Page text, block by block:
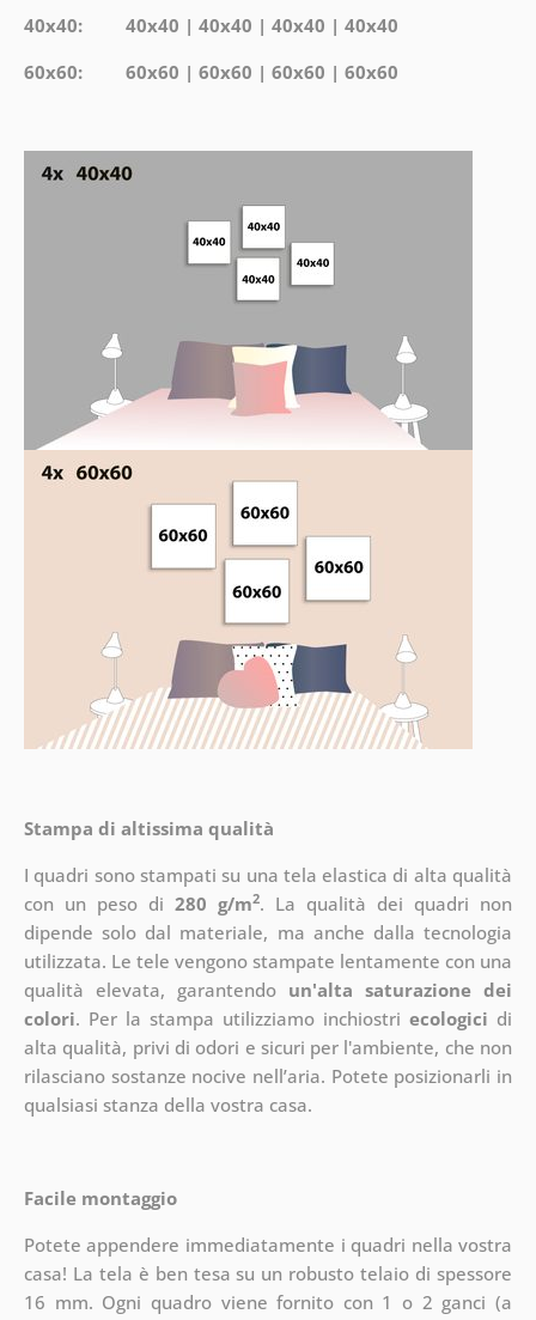
40x40: 40x40 | 40x40 | 40x40 | 40x40
60x60: 60x60 | 60x60 | 60x60 | 60x60
Stampa di altissima qualità
I quadri sono stampati su una tela elastica di alta qualità
con un peso di 280 g/m2. La qualità dei quadri non
dipende solo dal materiale, ma anche dalla tecnologia
utilizzata. Le tele vengono stampate lentamente con una
qualità elevata, garantendo un'alta saturazione dei
colori. Per la stampa utilizziamo inchiostriecologici di
alta qualità, privi di odori e sicuri per l'ambiente, che non
rilasciano sostanze nocive nell’aria. Potete posizionarli in
qualsiasi stanza della vostra casa.
Facile montaggio
Potete appendere immediatamente i quadri nella vostra
casa! La tela è ben tesa su un robusto telaio di spessore
16 mm. Ogni quadro viene fornito con 1 o 2 ganci (a